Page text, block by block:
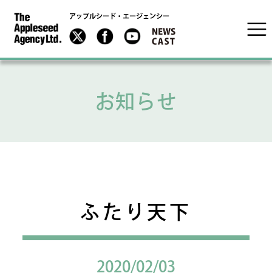
アップルシード・エージェンシー
お知らせ
ふたり天下
2020/02/03